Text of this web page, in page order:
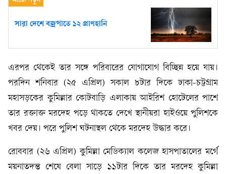
সারা দেশে বজ্রপাতে ১২ প্রাণহানি
এরপর থেকেই তার সঙ্গে পরিবারের যোগাযোগ বিচ্ছিন্ন হয়ে যায়।
পরদিন শনিবার (২৫ এপ্রিল) সকাল ৮টার দিকে ঢাকা-চট্টগ্রাম
মহাসড়কের কুমিল্লার কোটবাড়ি এলাকায় আইরিশ হোটেলের পাশে
তার রক্তাক্ত মরদেহ পড়ে থাকতে দেখে স্থানীয়রা হাইওয়ে পুলিশকে
খবর দেয়। পরে পুলিশ ঘটনাস্থল থেকে মরদেহ উদ্ধার করে।
রোববার (২৬ এপ্রিল) কুমিল্লা মেডিক্যাল কলেজ হাসপাতালের মর্গে
ময়নাতদন্ত শেষে বেলা সাড়ে ১১টার দিকে তার মরদেহ কুমিল্লা